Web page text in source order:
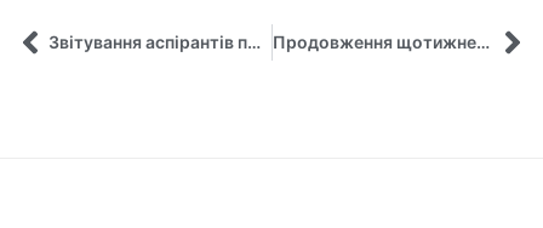
Звітування аспірантів про виконання індивідуального навчального плану протягом 2021-2022 рр. Продовження щотижневих зустрічей з практиками